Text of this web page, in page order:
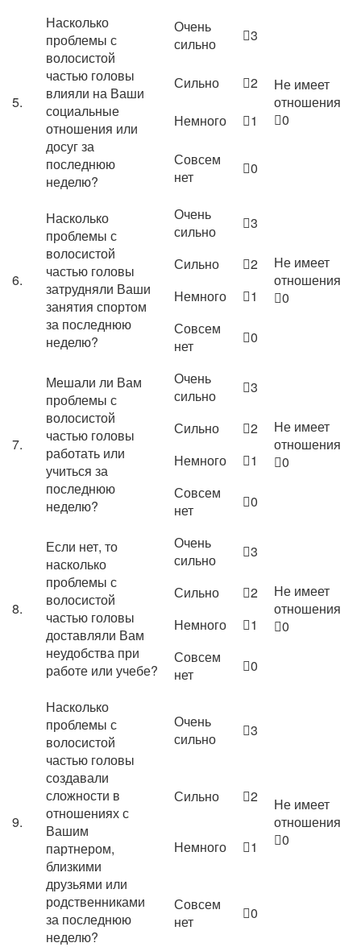
5.
Насколько
проблемы с
волосистой
частью головы
влияли на Ваши
социальные
отношения или
досуг за
последнюю
неделю?
Очень
сильно
3
Не имеет
отношения
0
Сильно 2
Немного 1
Совсем
нет
0
6.
Насколько
проблемы с
волосистой
частью головы
затрудняли Ваши
занятия спортом
за последнюю
неделю?
Очень
сильно
3
Не имеет
отношения
0
Сильно
2
Немного
1
Совсем
нет
0
7.
Мешали ли Вам
проблемы с
волосистой
частью головы
работать или
учиться за
последнюю
неделю?
Очень
сильно
3
Не имеет
отношения
0
Сильно
2
Немного
1
Совсем
нет
0
8.
Если нет, то
насколько
проблемы с
волосистой
частью головы
доставляли Вам
неудобства при
работе или учебе?
Очень
сильно
3
Не имеет
отношения
0
Сильно
2
Немного
1
Совсем
нет
0
9.
Насколько
проблемы с
волосистой
частью головы
создавали
сложности в
отношениях с
Вашим
партнером,
близкими
друзьями или
родственниками
за последнюю
неделю?
Очень
сильно
3
Не имеет
отношения
0
Сильно 2
Немного 1
Совсем
нет
0